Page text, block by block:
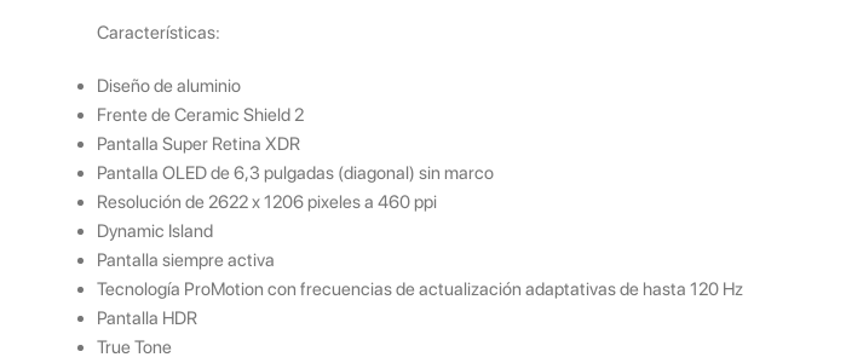
Características:
Diseño de aluminio
Frente de Ceramic Shield 2
Pantalla Super Retina XDR
Pantalla OLED de 6,3 pulgadas (diagonal) sin marco
Resolución de 2622 x 1206 pixeles a 460 ppi
Dynamic Island
Pantalla siempre activa
Tecnología ProMotion con frecuencias de actualización adaptativas de hasta 120 Hz
Pantalla HDR
True Tone